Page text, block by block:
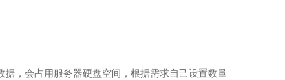
，会占用服务器硬盘空间，根据需求自己设置数量